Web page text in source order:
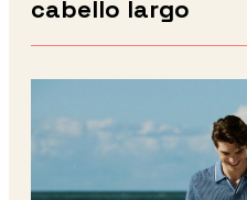
cabello largo